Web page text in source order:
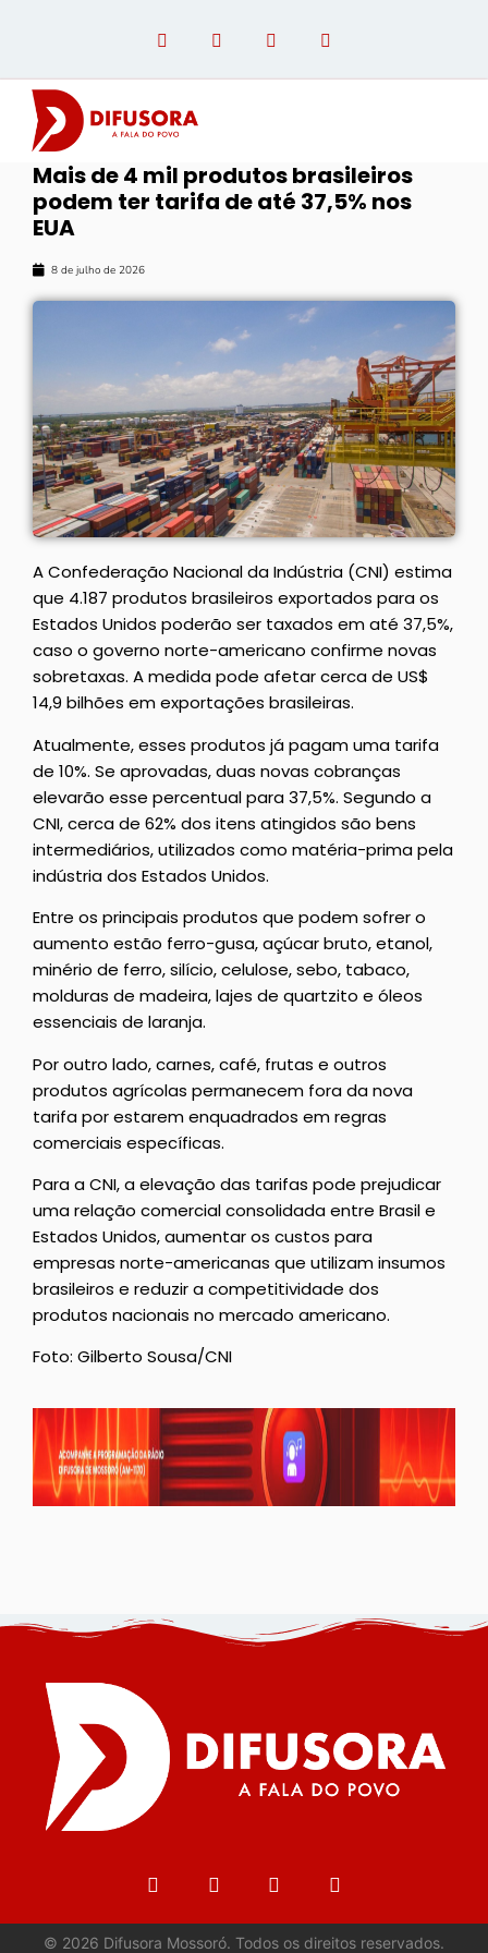
Mais de 4 mil produtos brasileiros
podem ter tarifa de até 37,5% nos
EUA
8 de julho de 2026
A Confederação Nacional da Indústria (CNI) estima
que 4.187 produtos brasileiros exportados para os
Estados Unidos poderão ser taxados em até 37,5%,
caso o governo norte-americano confirme novas
sobretaxas. A medida pode afetar cerca de US$
14,9 bilhões em exportações brasileiras.
Atualmente, esses produtos já pagam uma tarifa
de 10%. Se aprovadas, duas novas cobranças
elevarão esse percentual para 37,5%. Segundo a
CNI, cerca de 62% dos itens atingidos são bens
intermediários, utilizados como matéria-prima pela
indústria dos Estados Unidos.
Entre os principais produtos que podem sofrer o
aumento estão ferro-gusa, açúcar bruto, etanol,
minério de ferro, silício, celulose, sebo, tabaco,
molduras de madeira, lajes de quartzito e óleos
essenciais de laranja.
Por outro lado, carnes, café, frutas e outros
produtos agrícolas permanecem fora da nova
tarifa por estarem enquadrados em regras
comerciais específicas.
Para a CNI, a elevação das tarifas pode prejudicar
uma relação comercial consolidada entre Brasil e
Estados Unidos, aumentar os custos para
empresas norte-americanas que utilizam insumos
brasileiros e reduzir a competitividade dos
produtos nacionais no mercado americano.
Foto: Gilberto Sousa/CNI
© 2026 Difusora Mossoró. Todos os direitos reservados.